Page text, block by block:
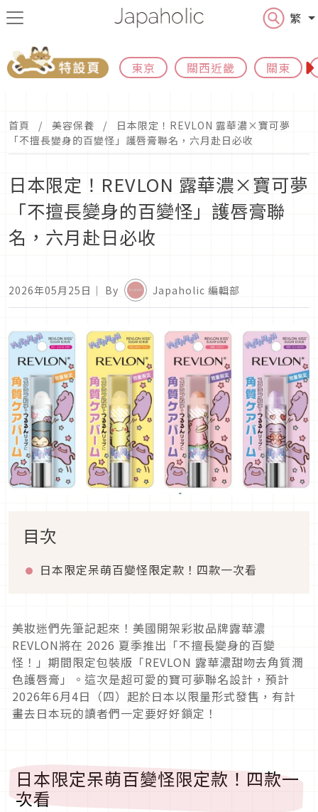
繁
東京 關西近畿 關東
首頁 美容保養
日本限定！REVLON 露華濃×寶可夢
「不擅長變身的百變怪」護唇膏聯名，六月赴日必收
日本限定！REVLON 露華濃×寶可夢
「不擅長變身的百變怪」護唇膏聯
名，六月赴日必收
2026年05月25日 ｜ By Japaholic 編輯部
目次
日本限定呆萌百變怪限定款！四款一次看
美妝迷們先筆記起來！美國開架彩妝品牌露華濃
REVLON將在 2026 夏季推出「不擅長變身的百變
怪！」期間限定包裝版「REVLON 露華濃甜吻去角質潤
色護唇膏」。這次是超可愛的寶可夢聯名設計，預計
2026年6月4日（四）起於日本以限量形式發售，有計
畫去日本玩的讀者們一定要好好鎖定！
日本限定呆萌百變怪限定款！四款一
次看